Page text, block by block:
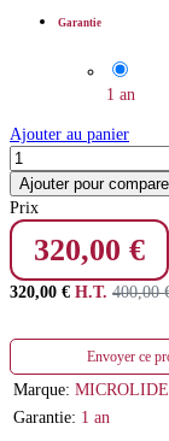
Garantie
1 an
Ajouter au panier
Ajouter pour
Prix
320,00 €
320,00 € H.T. 400,00
Envoyer ce
Marque: MICROLIDE
Garantie: 1 an